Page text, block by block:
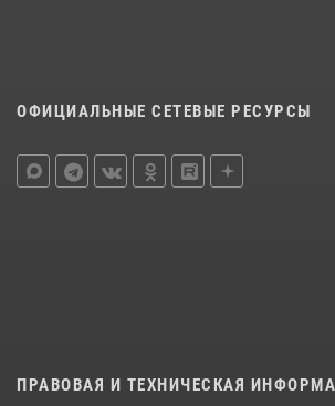
ОФИЦИАЛЬНЫЕ СЕТЕВЫЕ РЕСУРСЫ
ПРАВОВАЯ И ТЕХНИЧЕСКАЯ